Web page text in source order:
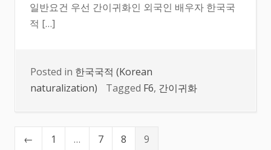
일반요건 우선 간이귀화인 외국인 배우자 한국국
적 […]
Posted in 한국국적 (Korean
naturalization)
Tagged F6, 간이귀화
← 1 … 7 8 9